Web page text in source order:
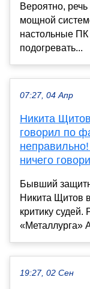
Вероятно,
мощной
настольные ПК
подогревать...
07:27, 04 Апр
Никита
говорил по
ничего
Бывший
Никита Щитов
критику судей.
«Металлурга»
19:27, 02 Сен